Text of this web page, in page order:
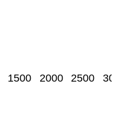
1500 2000 2500